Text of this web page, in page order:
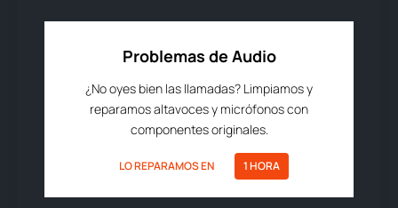
Problemas de Audio
¿No oyes bien las llamadas? Limpiamos y
reparamos altavoces y micrófonos con
componentes originales.
LO REPARAMOS EN 1 HORA